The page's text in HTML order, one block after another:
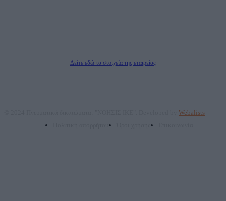
Δείτε εδώ τα στοιχεία της εταιρείας
Webalists